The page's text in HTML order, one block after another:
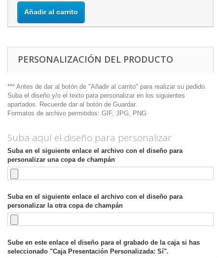
Añadir al carrito
PERSONALIZACIÓN DEL PRODUCTO
*** Antes de dar al botón de "Añadir al carrito" para realizar su pedido.
Suba el diseño y/o el texto para personalizar en los siguientes
apartados. Recuerde dar al botón de Guardar.
Formatos de archivo permitidos: GIF, JPG, PNG
Suba aquí el diseño para personalizar
Suba en el siguiente enlace el archivo con el diseño para
personalizar una copa de champán
Suba en el siguiente enlace el archivo con el diseño para
personalizar la otra copa de champán
Sube en este enlace el diseño para el grabado de la caja si has
seleccionado "Caja Presentación Personalizada: Sí".